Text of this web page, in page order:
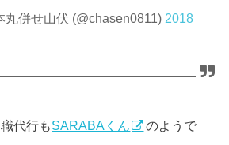
併せ山伏 (@chasen0811) 2018
代行もSARABAくん
のようで